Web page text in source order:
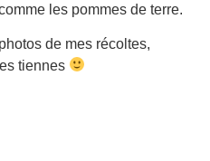
les pommes de terre.
de mes récoltes,
tiennes